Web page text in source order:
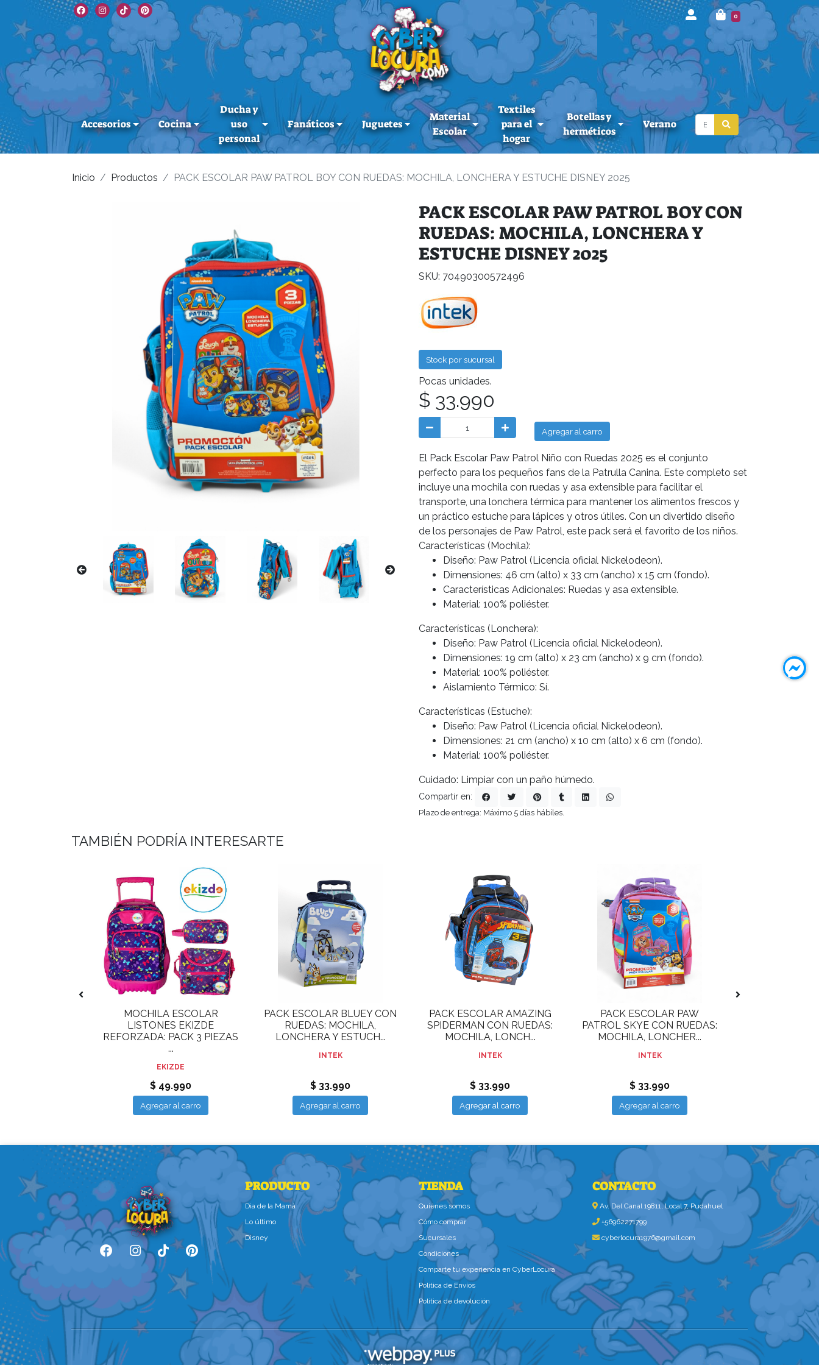
0
Accesorios Cocina
Ducha y
uso
personal
Fanáticos Juguetes
Material
Escolar
Textiles
para el
hogar
Botellas y
herméticos
Verano
Inicio Productos PACK ESCOLAR PAW PATROL BOY CON RUEDAS: MOCHILA, LONCHERA Y ESTUCHE DISNEY 2025
PACK ESCOLAR PAW PATROL BOY CON
RUEDAS: MOCHILA, LONCHERA Y
ESTUCHE DISNEY 2025
SKU: 70490300572496
Stock por sucursal
Pocas unidades.
$ 33.990
Agregar al carro
El Pack Escolar Paw Patrol Niño con Ruedas 2025 es el conjunto
perfecto para los pequeños fans de la Patrulla Canina. Este completo set
incluye una mochila con ruedas y asa extensible para facilitar el
transporte, una lonchera térmica para mantener los alimentos frescos y
un práctico estuche para lápices y otros útiles. Con un divertido diseño
de los personajes de Paw Patrol, este pack será el favorito de los niños.
Características (Mochila):
Diseño: Paw Patrol (Licencia oficial Nickelodeon).
Dimensiones: 46 cm (alto) x 33 cm (ancho) x 15 cm (fondo).
Características Adicionales: Ruedas y asa extensible.
Material: 100% poliéster.
Características (Lonchera):
Diseño: Paw Patrol (Licencia oficial Nickelodeon).
Dimensiones: 19 cm (alto) x 23 cm (ancho) x 9 cm (fondo).
Material: 100% poliéster.
Aislamiento Térmico: Sí.
Características (Estuche):
Diseño: Paw Patrol (Licencia oficial Nickelodeon).
Dimensiones: 21 cm (ancho) x 10 cm (alto) x 6 cm (fondo).
Material: 100% poliéster.
Cuidado: Limpiar con un paño húmedo.
Compartir en:
Plazo de entrega: Máximo 5 días hábiles.
TAMBIÉN PODRÍA INTERESARTE
MOCHILA ESCOLAR
LISTONES EKIZDE
REFORZADA: PACK 3 PIEZAS
...
EKIZDE
$ 49.990
Agregar al carro
PACK ESCOLAR BLUEY CON
RUEDAS: MOCHILA,
LONCHERA Y ESTUCH...
INTEK
$ 33.990
Agregar al carro
PACK ESCOLAR AMAZING
SPIDERMAN CON RUEDAS:
MOCHILA, LONCH...
INTEK
$ 33.990
Agregar al carro
PACK ESCOLAR PAW
PATROL SKYE CON RUEDAS:
MOCHILA, LONCHER...
INTEK
$ 33.990
Agregar al carro
PRODUCTO
Dìa de la Mamà
Lo último
Disney
TIENDA
Quiénes somos
Cómo comprar
Sucursales
Condiciones
Comparte tu experiencia en CyberLocura
Política de Envíos
Política de devolución
CONTACTO
Av. Del Canal 19811, Local 7, Pudahuel
+56962271799
cyberlocura1976@gmail.com